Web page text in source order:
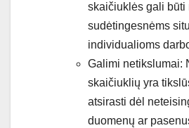
skaičiuklės gali būti
sudėtingesnėms
individualioms
Galimi netikslumai:
skaičiuklių yra
atsirasti dėl
duomenų ar